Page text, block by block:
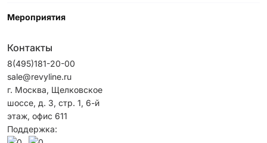
Мероприятия
Контакты
8(495)181-20-00
sale@revyline.ru
г. Москва, Щелковское
шоссе, д. 3, стр. 1, 6-й
этаж, офис 611
Поддержка: